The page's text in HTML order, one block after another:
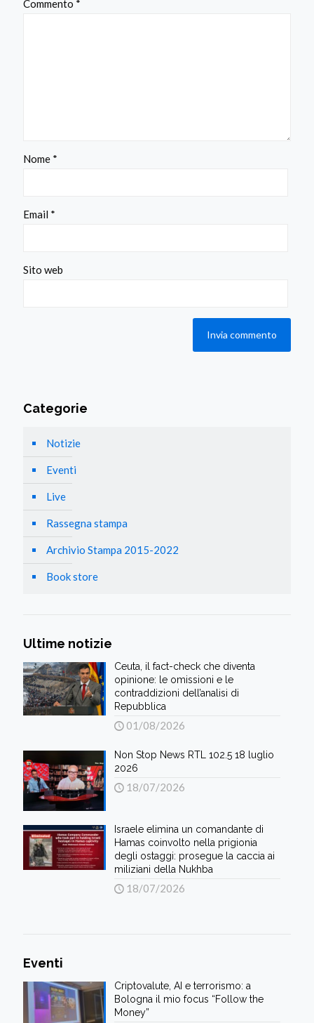
Commento *
Nome *
Email *
Sito web
Categorie
Notizie
Eventi
Live
Rassegna stampa
Archivio Stampa 2015-2022
Book store
Ultime notizie
Ceuta, il fact-check che diventa
opinione: le omissioni e le
contraddizioni dell’analisi di
Repubblica
01/08/2026
Non Stop News RTL 102.5 18 luglio
2026
18/07/2026
Israele elimina un comandante di
Hamas coinvolto nella prigionia
degli ostaggi: prosegue la caccia ai
miliziani della Nukhba
18/07/2026
Eventi
Criptovalute, AI e terrorismo: a
Bologna il mio focus “Follow the
Money”